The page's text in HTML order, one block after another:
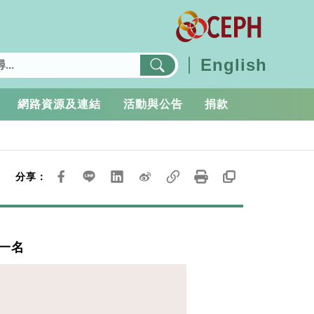
English
網路資源及連結 活動與公告 捐款
分享：
名